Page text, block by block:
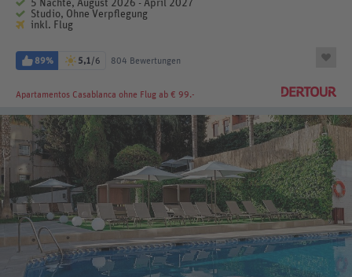
5 Nächte, August 2026 - April 2027
Studio, Ohne Verpflegung
inkl. Flug
89% 5,1/6 804 Bewertungen
Apartamentos Casablanca ohne Flug ab € 99.-